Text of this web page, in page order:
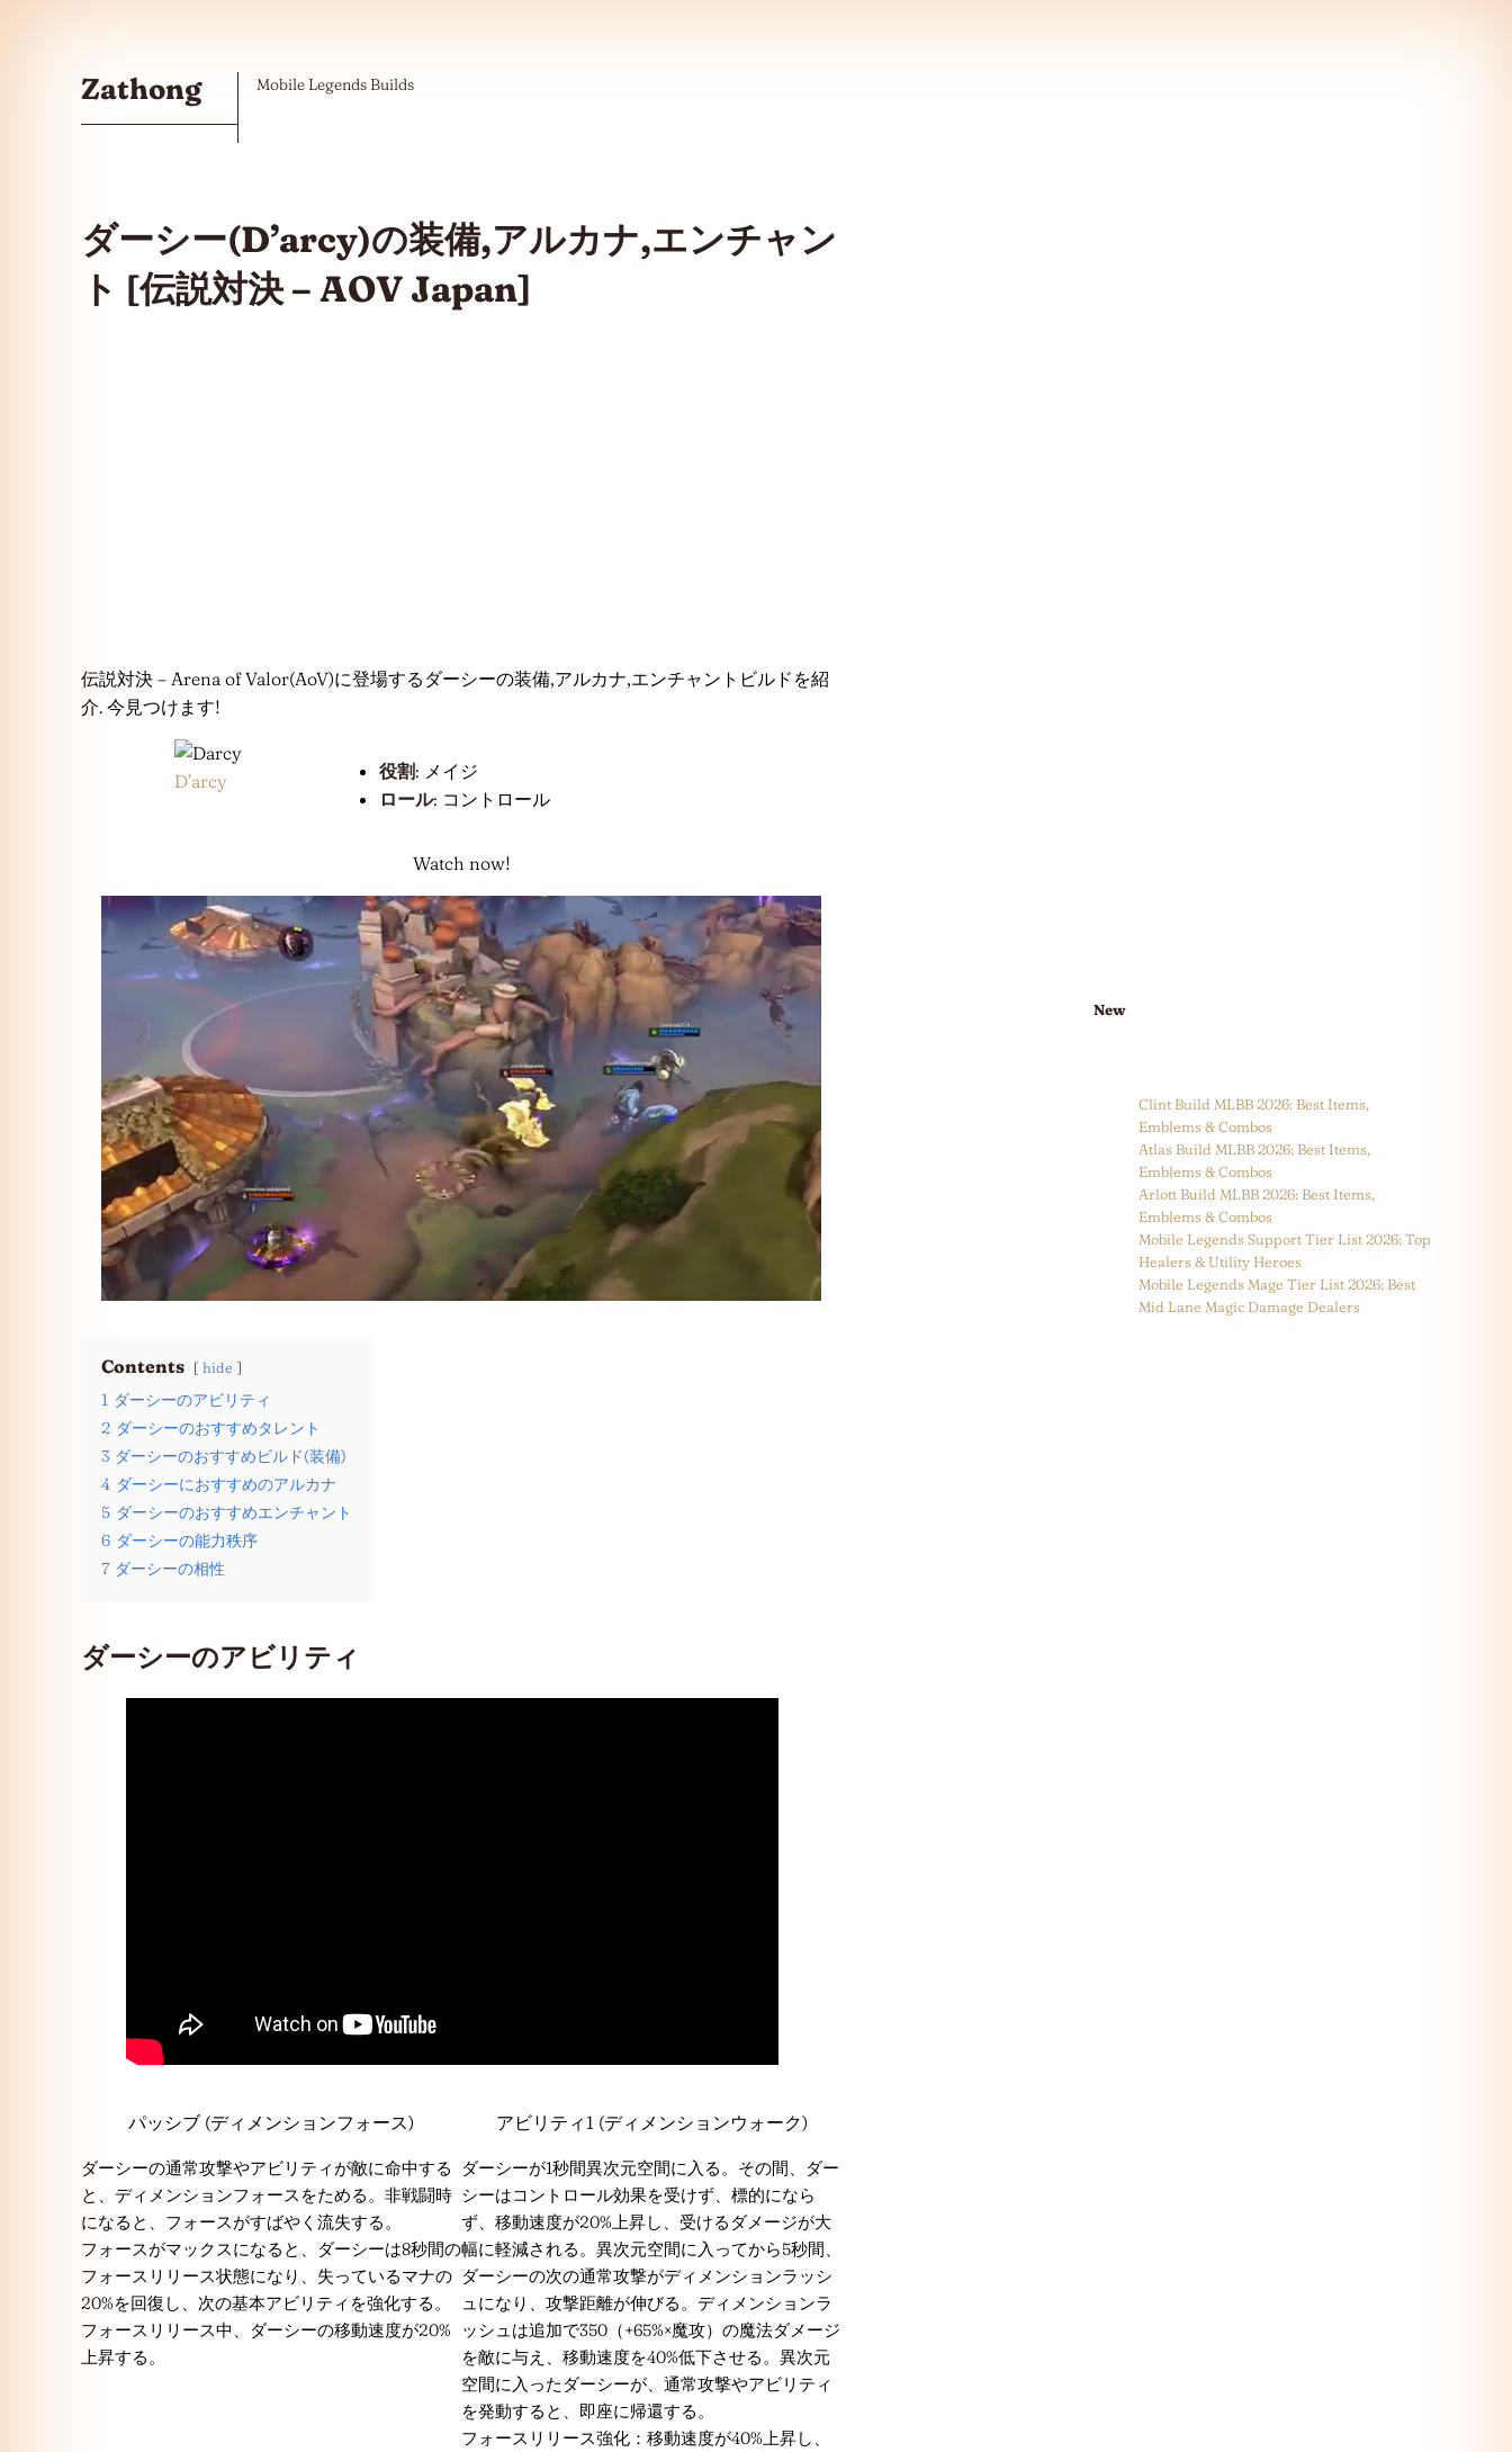
Zathong Mobile Legends Builds
ダーシー(D’arcy)の装備,アルカナ,エンチャン
ト [伝説対決 – AOV Japan]
伝説対決 – Arena of Valor(AoV)に登場するダーシーの装備,アルカナ,エンチャントビルドを紹
介. 今見つけます!
D’arcy 役割: メイジ
ロール: コントロール
Watch now!
Contents hide
1 ダーシーのアビリティ
2 ダーシーのおすすめタレント
3 ダーシーのおすすめビルド(装備)
4 ダーシーにおすすめのアルカナ
5 ダーシーのおすすめエンチャント
6 ダーシーの能力秩序
7 ダーシーの相性
ダーシーのアビリティ
パッシブ (ディメンションフォース)
ダーシーの通常攻撃やアビリティが敵に命中する
と、ディメンションフォースをためる。非戦闘時
になると、フォースがすばやく流失する。
フォースがマックスになると、ダーシーは8秒間の
フォースリリース状態になり、失っているマナの
20%を回復し、次の基本アビリティを強化する。
フォースリリース中、ダーシーの移動速度が20%
上昇する。
アビリティ1 (ディメンションウォーク)
ダーシーが1秒間異次元空間に入る。その間、ダー
シーはコントロール効果を受けず、標的になら
ず、移動速度が20%上昇し、受けるダメージが大
幅に軽減される。異次元空間に入ってから5秒間、
ダーシーの次の通常攻撃がディメンションラッシ
ュになり、攻撃距離が伸びる。ディメンションラ
ッシュは追加で350（+65%×魔攻）の魔法ダメージ
を敵に与え、移動速度を40%低下させる。異次元
空間に入ったダーシーが、通常攻撃やアビリティ
を発動すると、即座に帰還する。
フォースリリース強化：移動速度が40%上昇し、
New
Clint Build MLBB 2026: Best Items,
Emblems & Combos
Atlas Build MLBB 2026: Best Items,
Emblems & Combos
Arlott Build MLBB 2026: Best Items,
Emblems & Combos
Mobile Legends Support Tier List 2026: Top
Healers & Utility Heroes
Mobile Legends Mage Tier List 2026: Best
Mid Lane Magic Damage Dealers